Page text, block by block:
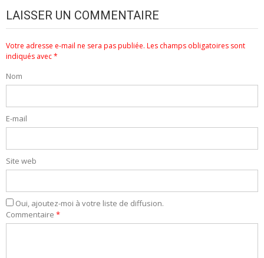
LAISSER UN COMMENTAIRE
Votre adresse e-mail ne sera pas publiée. Les champs obligatoires sont
indiqués avec*
Nom
E-mail
Site web
Oui, ajoutez-moi à votre liste de diffusion.
Commentaire *